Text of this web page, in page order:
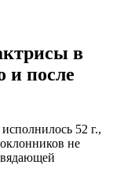
в
и после
52 г.,
не